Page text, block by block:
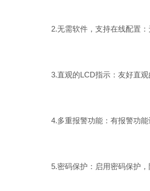
2.无需软件，支持在线配置：
3.直观的LCD指示：友好直观
4.多重报警功能：有报警功能
5.密码保护：启用密码保护，